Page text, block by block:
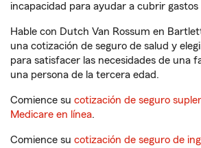
incapacidad para ayudar a cubrir gastos
Hable con Dutch Van Rossum en
una cotización de seguro de salud y
para satisfacer las necesidades de una
una persona de la tercera edad.
Comience su cotización de seguro
Medicare en línea.
Comience su cotización de seguro de